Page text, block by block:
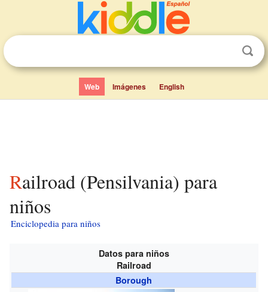
Web Imágenes English
Railroad (Pensilvania) para
niños
Enciclopedia para niños
Datos para niños
Railroad
Borough